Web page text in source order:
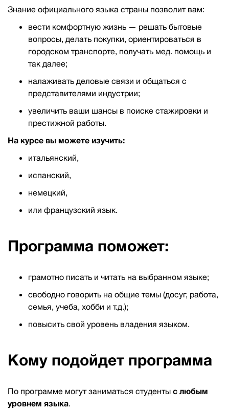
Знание официального языка страны позволит вам:
вести комфортную жизнь — решать бытовые
вопросы, делать покупки, ориентироваться в
городском транспорте, получать мед. помощь и
так далее;
налаживать деловые связи и общаться с
представителями индустрии;
увеличить ваши шансы в поиске стажировки и
престижной работы.
На курсе вы можете изучить:
итальянский,
испанский,
немецкий,
или французский язык.
Программа поможет:
грамотно писать и читать на выбранном языке;
свободно говорить на общие темы (досуг, работа,
семья, учеба, хобби и т.д.);
повысить свой уровень владения языком.
Кому подойдет программа
По программе могут заниматься студентыс любым
уровнем языка.